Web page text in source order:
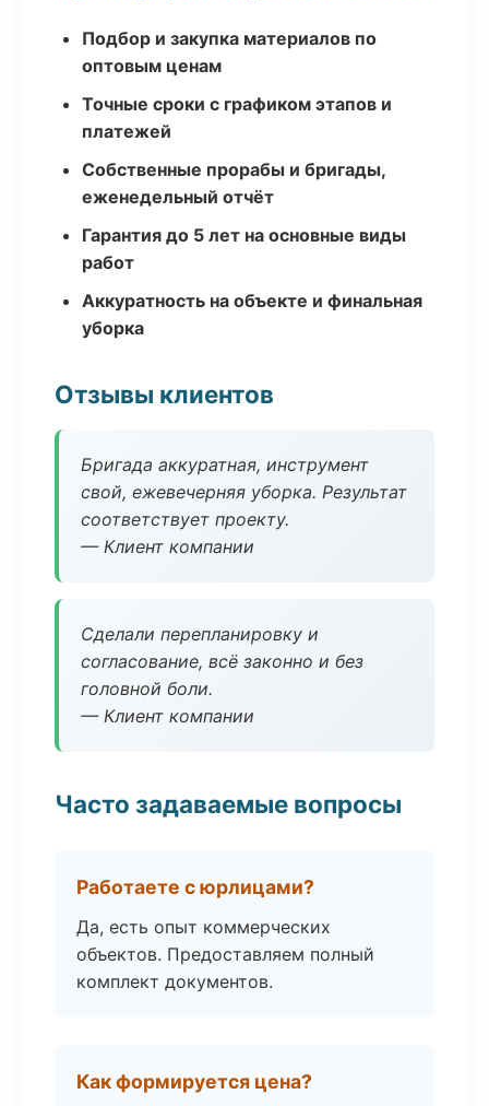
Подбор и закупка материалов по
оптовым ценам
Точные сроки с графиком этапов и
платежей
Собственные прорабы и бригады,
еженедельный отчёт
Гарантия до 5 лет на основные виды
работ
Аккуратность на объекте и финальная
уборка
Отзывы клиентов
Бригада аккуратная, инструмент
свой, ежевечерняя уборка. Результат
соответствует проекту.
— Клиент компании
Сделали перепланировку и
согласование, всё законно и без
головной боли.
— Клиент компании
Часто задаваемые вопросы
Работаете с юрлицами?
Да, есть опыт коммерческих
объектов. Предоставляем полный
комплект документов.
Как формируется цена?